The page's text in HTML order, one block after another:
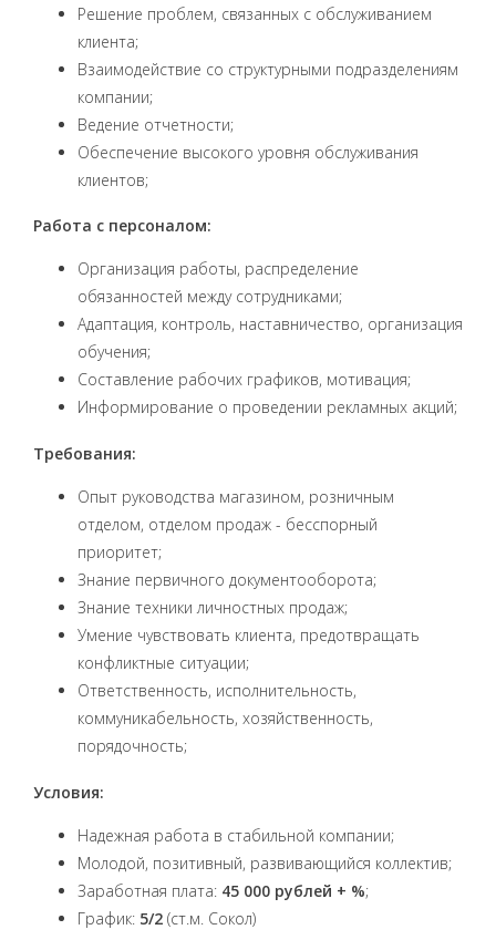
Решение проблем, связанных с обслуживанием
клиента;
Взаимодействие со структурными подразделениям
компании;
Ведение отчетности;
Обеспечение высокого уровня обслуживания
клиентов;
Работа с персоналом:
Организация работы, распределение
обязанностей между сотрудниками;
Адаптация, контроль, наставничество, организация
обучения;
Составление рабочих графиков, мотивация;
Информирование о проведении рекламных акций;
Требования:
Опыт руководства магазином, розничным
отделом, отделом продаж - бесспорный
приоритет;
Знание первичного документооборота;
Знание техники личностных продаж;
Умение чувствовать клиента, предотвращать
конфликтные ситуации;
Ответственность, исполнительность,
коммуникабельность, хозяйственность,
порядочность;
Условия:
Надежная работа в стабильной компании;
Молодой, позитивный, развивающийся коллектив;
Заработная плата: 45 000 рублей + %;
График: 5/2 (ст.м. Сокол)